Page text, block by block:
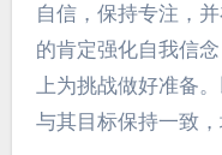
自信，保持专注，
的肯定强化自我信
上为挑战做好准备
与其目标保持一致，